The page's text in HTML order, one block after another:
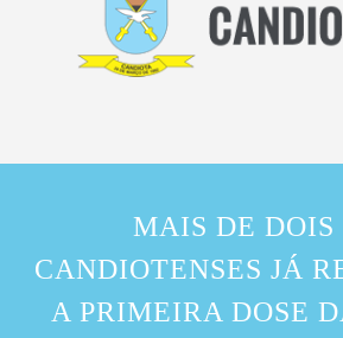
MAIS DE
CANDIOTENSES JÁ
A PRIMEIRA DOSE